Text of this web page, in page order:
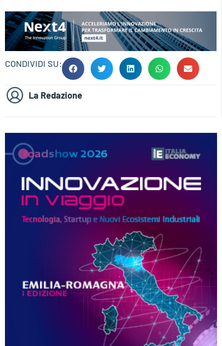
CONDIVIDI SU:
La Redazione